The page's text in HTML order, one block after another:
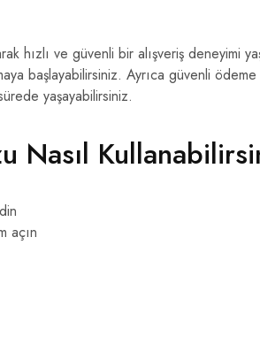
hızlı ve güvenli bir alışveriş deneyimi
başlayabilirsiniz. Ayrıca güvenli
yaşayabilirsiniz.
Nasıl
açın